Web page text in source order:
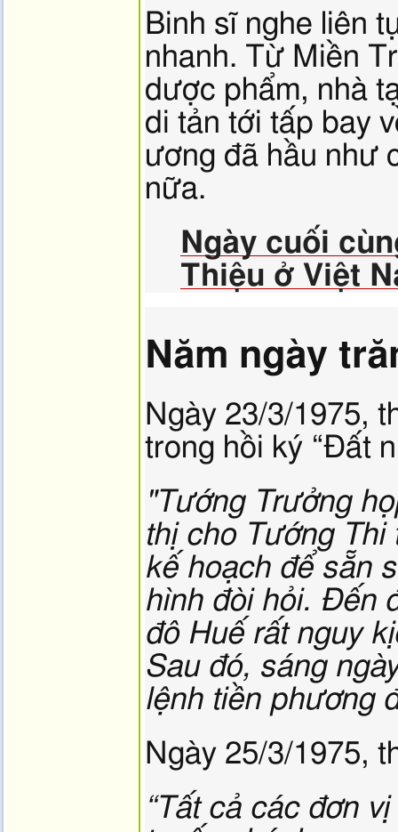
Binh sĩ nghe liên
nhanh. Từ Miền
dược phẩm, nhà
di tản tới tấp bay
ương đã hầu như
nữa.
Ngày cuối
Thiệu ở Việt
Năm ngày
Ngày 23/3/1975,
trong hồi ký “Đất
"Tướng Trưởng
thị cho Tướng Thi
kế hoạch để sẵn
hình đòi hỏi. Đến
đô Huế rất nguy
Sau đó, sáng
lệnh tiền phương
Ngày 25/3/1975,
“Tất cả các đơn